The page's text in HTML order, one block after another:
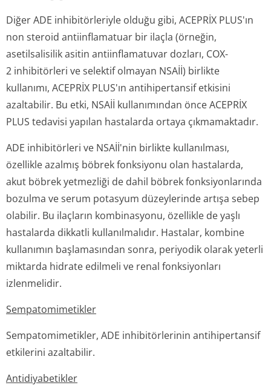
Diğer ADE inhibitörleriyle olduğu gibi, ACEPRİX PLUS'ın
non steroid antiinflamatuar bir ilaçla (örneğin,
asetilsalisilik asitin antiinflamatuvar dozları, COX-
2 inhibitörleri ve selektif olmayan NSAİİ) birlikte
kullanımı, ACEPRİX PLUS'ın antihipertansif etkisini
azaltabilir. Bu etki, NSAİİ kullanımından önce ACEPRİX
PLUS tedavisi yapılan hastalarda ortaya çıkmamaktadır.
ADE inhibitörleri ve NSAİİ'nin birlikte kullanılması,
özellikle azalmış böbrek fonksiyonu olan hastalarda,
akut böbrek yetmezliği de dahil böbrek fonksiyonlarında
bozulma ve serum potasyum düzeylerinde artışa sebep
olabilir. Bu ilaçların kombinasyonu, özellikle de yaşlı
hastalarda dikkatli kullanılmalıdır. Hastalar, kombine
kullanımın başlamasından sonra, periyodik olarak yeterli
miktarda hidrate edilmeli ve renal fonksiyonları
izlenmelidir.
Sempatomimetikler
Sempatomimetikler, ADE inhibitörlerinin antihipertansif
etkilerini azaltabilir.
Antidiyabetikler